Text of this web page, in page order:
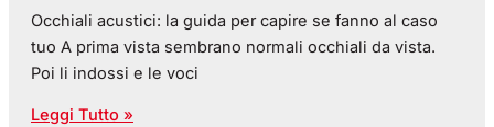
Occhiali acustici: la guida per capire se fanno al caso
tuo A prima vista sembrano normali occhiali da vista.
Poi li indossi e le voci
Leggi Tutto »